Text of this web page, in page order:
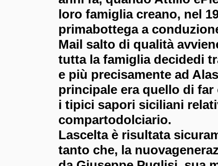
loro famiglia creano, nel
primabottega a
Mail salto di qualità
tutta la famiglia decidedi
e più precisamente ad
principale era quello di far
i tipici sapori siciliani
compartodolciario.
Lascelta è risultata
tanto che, la